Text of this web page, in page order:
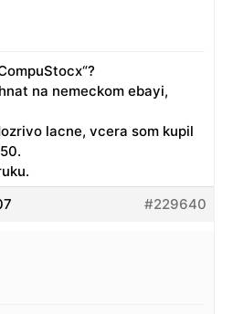
na nemeckom ebayi,
lacne, vcera som kupil
#229640